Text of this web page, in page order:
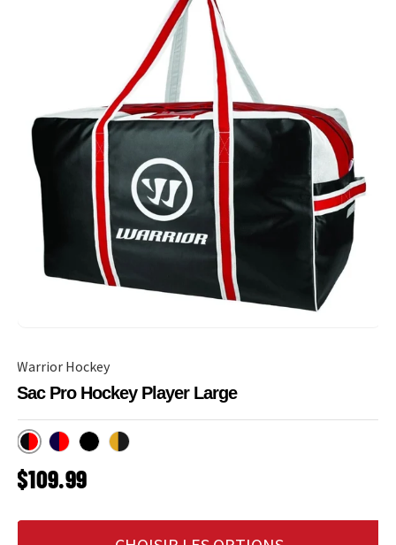
Warrior Hockey
Sac Pro Hockey Player Large
Noir/RougeMarine/Rouge
Noir Noir/Jaune
PRIX HABITUEL
$109.99